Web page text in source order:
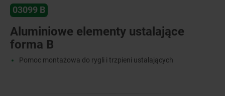
03099 B
Aluminiowe elementy ustalające
forma B
Pomoc montażowa do rygli i trzpieni ustalających